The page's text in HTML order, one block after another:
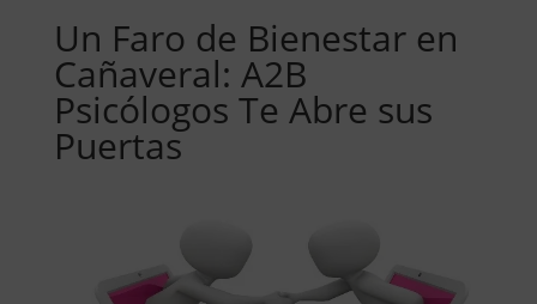
Un Faro de Bienestar en
Cañaveral: A2B
Psicólogos Te Abre sus
Puertas